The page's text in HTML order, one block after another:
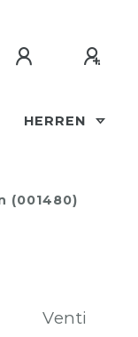
HERREN
(001480)
Venti